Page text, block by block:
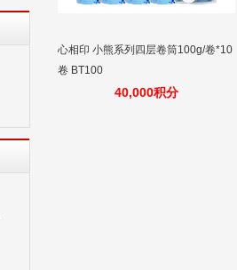
心相印 小熊系列四层卷筒100g/卷*10
卷 BT100
40,000积分